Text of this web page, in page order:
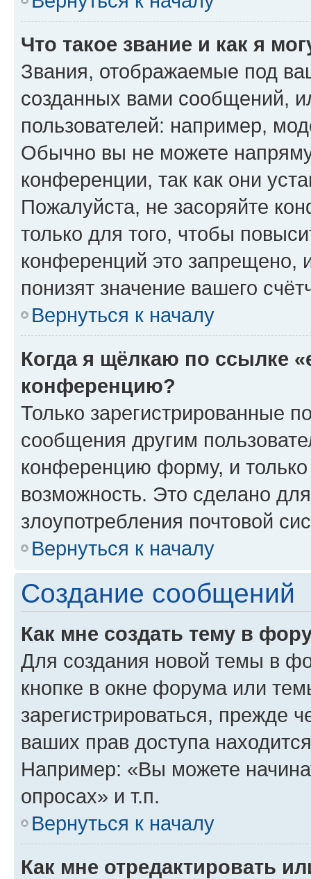
Что такое звание и как я
Звания, отображаемые под
созданных вами сообщений,
пользователей: например,
Обычно вы не можете
конференции, так как они
Пожалуйста, не засоряйте
только для того, чтобы
конференций это запрещено,
понизят значение вашего
Вернуться к началу
Когда я щёлкаю по ссылке
конференцию?
Только зарегистрированные
сообщения другим
конференцию форму, и
возможность. Это сделано
злоупотребления почтовой
Вернуться к началу
Создание сообщений
Как мне создать тему в
Для создания новой темы в
кнопке в окне форума или
зарегистрироваться, прежде
ваших прав доступа
Например: «Вы можете
опросах» и т.п.
Вернуться к началу
Как мне отредактировать